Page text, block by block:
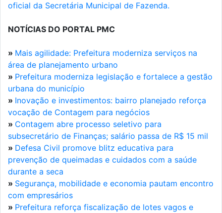
oficial da Secretária Municipal de Fazenda.
NOTÍCIAS DO PORTAL PMC
» Mais agilidade: Prefeitura moderniza serviços na
área de planejamento urbano
» Prefeitura moderniza legislação e fortalece a gestão
urbana do município
» Inovação e investimentos: bairro planejado reforça
vocação de Contagem para negócios
» Contagem abre processo seletivo para
subsecretário de Finanças; salário passa de R$ 15 mil
» Defesa Civil promove blitz educativa para
prevenção de queimadas e cuidados com a saúde
durante a seca
» Segurança, mobilidade e economia pautam encontro
com empresários
» Prefeitura reforça fiscalização de lotes vagos e